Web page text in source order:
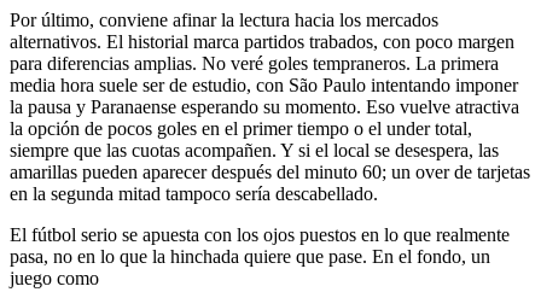
Por último, conviene afinar la lectura hacia los mercados
alternativos. El historial marca partidos trabados, con poco margen
para diferencias amplias. No veré goles tempraneros. La primera
media hora suele ser de estudio, con São Paulo intentando imponer
la pausa y Paranaense esperando su momento. Eso vuelve atractiva
la opción de pocos goles en el primer tiempo o el under total,
siempre que las cuotas acompañen. Y si el local se desespera, las
amarillas pueden aparecer después del minuto 60; un over de tarjetas
en la segunda mitad tampoco sería descabellado.
El fútbol serio se apuesta con los ojos puestos en lo que realmente
pasa, no en lo que la hinchada quiere que pase. En el fondo, un
juego como